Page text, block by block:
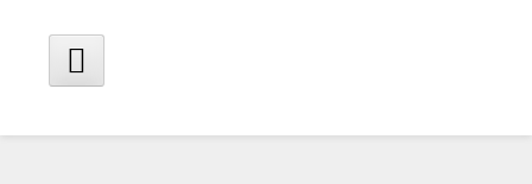
innehåll
Huvudmeny